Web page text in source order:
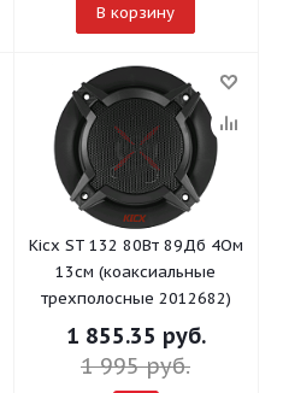
В корзину
Kicx ST 132 80Вт 89Дб 4Ом
13см (коаксиальные
трехполосные 2012682)
1 855.35 руб.
1 995руб.